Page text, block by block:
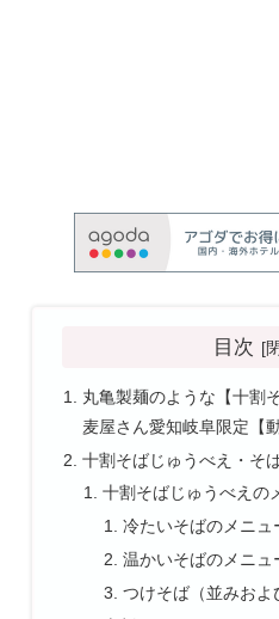
目次
丸亀製麺のような【十割
麦屋さん愛知岐阜限定【動
十割そばじゅうべえ・そ
十割そばじゅうべえの
冷たいそばのメニュ
温かいそばのメニュ
つけそば（並みおよ